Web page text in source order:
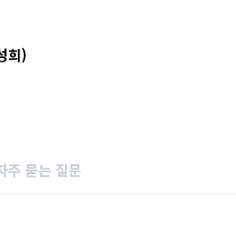
희)
주 묻는 질문